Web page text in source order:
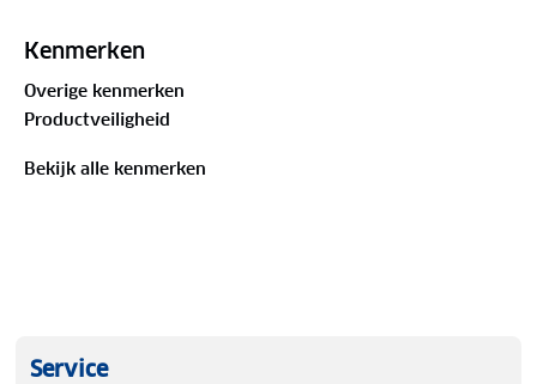
bagagedragers met een boutafstand van 80mm.
Kenmerken
Overige kenmerken
Productveiligheid
Bekijk alle kenmerken
Service